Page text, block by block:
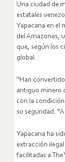
Una ciudad de
estatales
Yapacana en el
del Amazonas,
que, según los
global.
“Han
antiguo minero
con la
su seguridad.
Yapacana ha
extracción
facilitadas a